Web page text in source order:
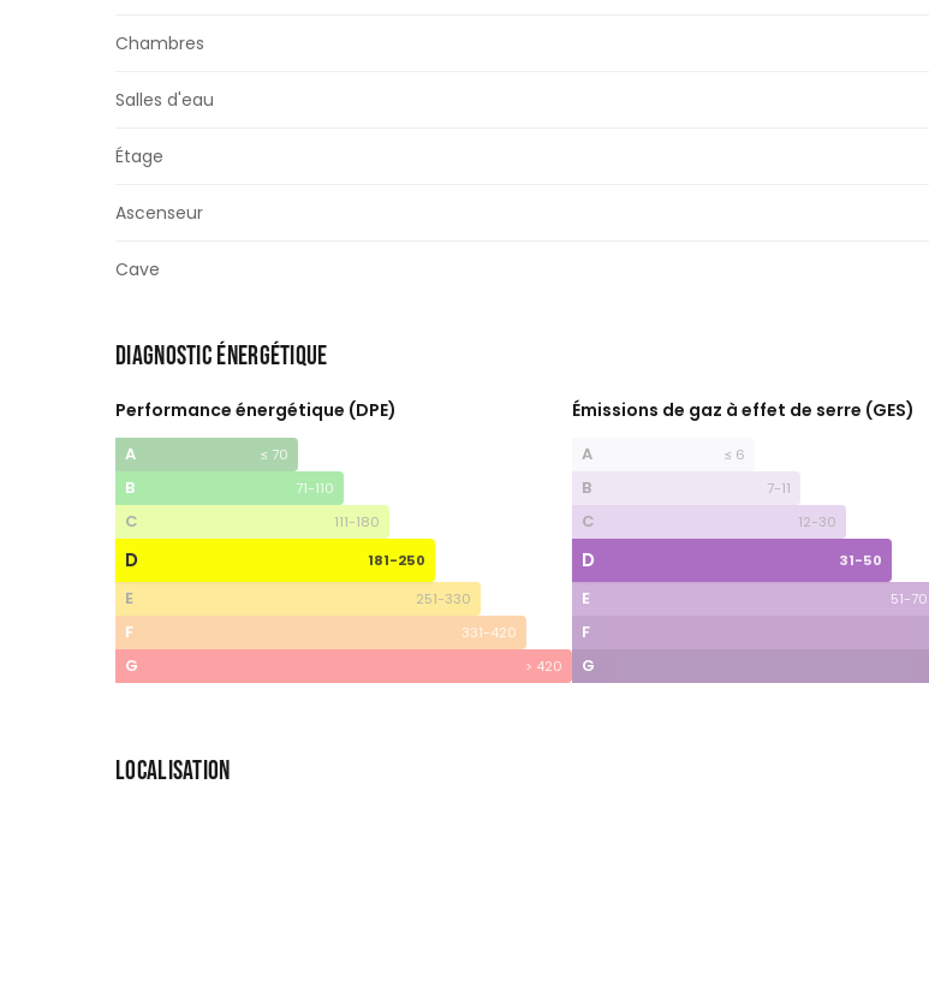
Chambres
Salles d'eau
Étage
Ascenseur
Cave
DIAGNOSTIC ÉNERGÉTIQUE
Performance énergétique (DPE)
A ≤ 70
B 71-110
C 111-180
D 181-250
E 251-330
F 331-420
G > 420
Émissions de gaz à effet de serre (GES)
A ≤ 6
B 7-11
C 12-30
D 31-50
E 51-70
F
G
LOCALISATION